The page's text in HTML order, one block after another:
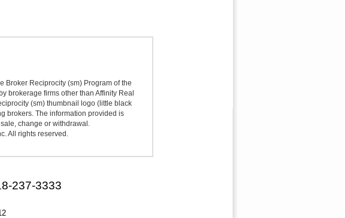
Broker Reciprocity (sm) Program of the
brokerage firms other than Affinity Real
(sm) thumbnail logo (little black
brokers. The information provided is
change or withdrawal.
All rights reserved.
237-3333